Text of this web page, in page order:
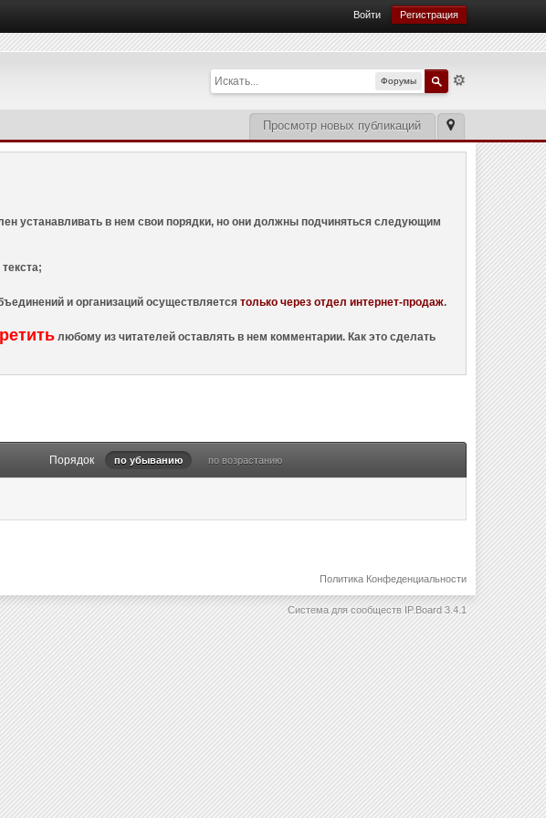
Войти Регистрация
Форумы
Просмотр новых публикаций
устанавливать в нем свои порядки, но они должны подчиняться следующим
и организаций осуществляетсятолько через отдел интернет-продаж.
любому из читателей оставлять в нем комментарии. Как это сделать
Порядок по убыванию по возрастанию
Политика Конфеденциальности
Система для сообществ IP.Board 3.4.1